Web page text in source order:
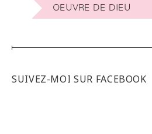
OEUVRE DE DIEU
SUIVEZ-MOI SUR FACEBOOK